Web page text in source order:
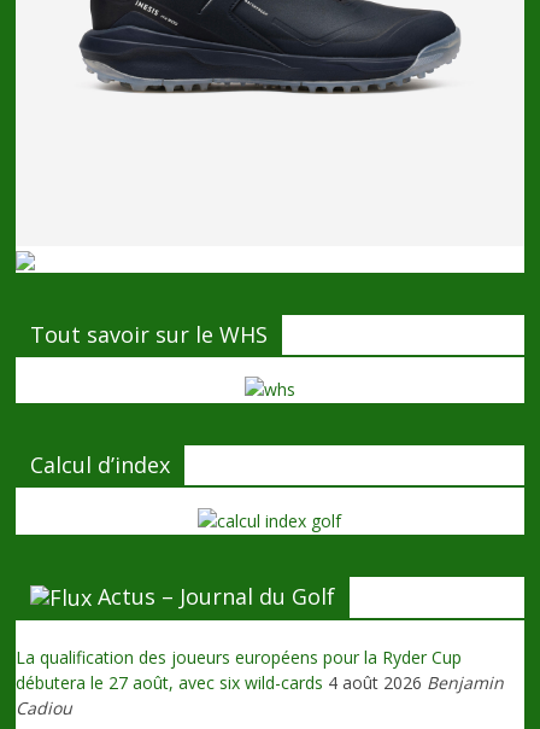
Tout savoir sur le WHS
Calcul d’index
Actus – Journal du Golf
La qualification des joueurs européens pour la Ryder Cup
débutera le 27 août, avec six wild-cards 4 août 2026 Benjamin
Cadiou